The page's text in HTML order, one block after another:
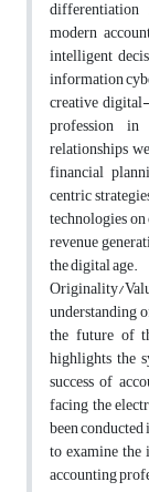
differentiation
modern
intelligent
information
creative
profession
relationships
financial
centric
technologies
revenue
the digital age.
Originality/
understanding
the future of
highlights the
success of
facing the
been
to examine
accounting